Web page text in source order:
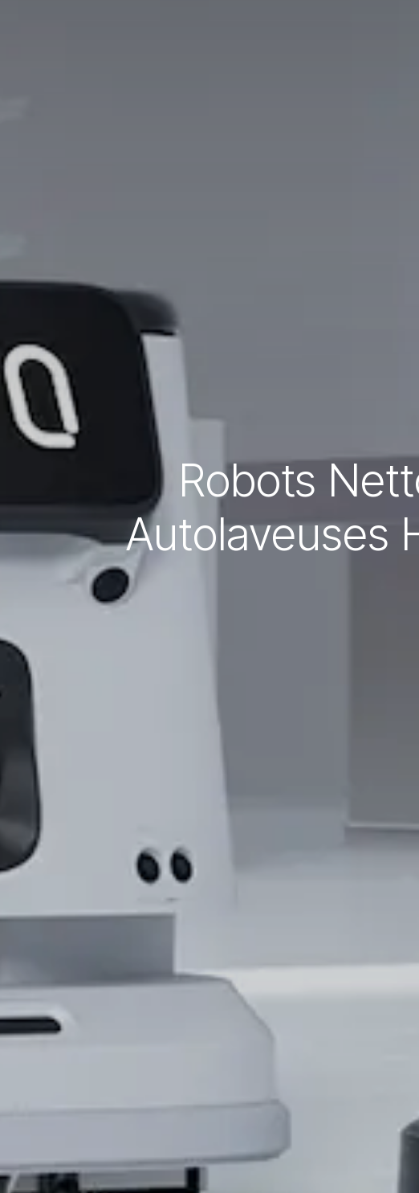
Robots
Autolaveuses